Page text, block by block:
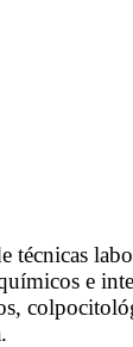
técnicas
e